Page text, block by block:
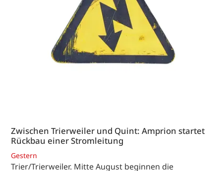
Zwischen Trierweiler und Quint: Amprion startet
Rückbau einer Stromleitung
Gestern
Trier/Trierweiler. Mitte August beginnen die